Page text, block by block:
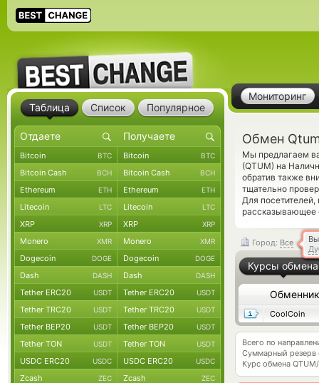
Мониторинг
Обмен
Мы предлагаем
(QTUM) на
обратив также
тщательно
Для
рассказывающее
Город: Все
Курсы обмена
Обменник
CoolCoin
Всего по
Суммарный резерв
Курс обмена
Таблица Список Популярное
Bitcoin BTC Bitcoin BTC
Bitcoin Cash BCH Bitcoin Cash BCH
Ethereum ETH Ethereum ETH
Litecoin LTC Litecoin LTC
XRP XRP XRP XRP
Monero XMR Monero XMR
Dogecoin DOGE Dogecoin DOGE
Dash DASH Dash DASH
Tether ERC20 USDT Tether ERC20 USDT
Tether TRC20 USDT Tether TRC20 USDT
Tether BEP20 USDT Tether BEP20 USDT
Tether TON USDT Tether TON USDT
USDC ERC20 USDC USDC ERC20 USDC
Zcash ZEC Zcash ZEC